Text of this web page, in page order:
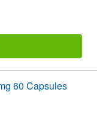
60 Capsules